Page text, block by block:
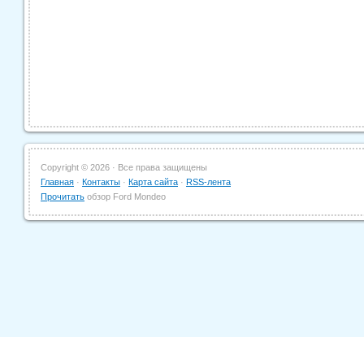
Copyright © 2026 · Все права защищены
Главная · Контакты · Карта сайта · RSS-лента
Прочитать обзор Ford Mondeo